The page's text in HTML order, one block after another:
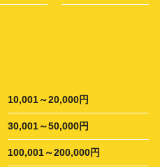
10,001～20,000円
30,001～50,000円
100,001～200,000円